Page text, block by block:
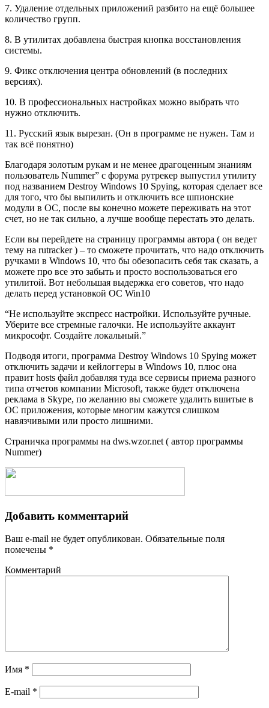
7. Удаление отдельных приложений разбито на ещё большее
количество групп.
8. В утилитах добавлена быстрая кнопка восстановления
системы.
9. Фикс отключения центра обновлений (в последних
версиях).
10. В профессиональных настройках можно выбрать что
нужно отключить.
11. Русский язык вырезан. (Он в программе не нужен. Там и
так всё понятно)
Благодаря золотым рукам и не менее драгоценным знаниям
пользователь Nummer” с форума рутрекер выпустил утилиту
под названием Destroy Windows 10 Spying, которая сделает все
для того, что бы выпилить и отключить все шпионские
модули в ОС, после вы конечно можете переживать на этот
счет, но не так сильно, а лучше вообще перестать это делать.
Если вы перейдете на страницу программы автора ( он ведет
тему на rutracker ) – то сможете прочитать, что надо отключить
ручками в Windows 10, что бы обезопасить себя так сказать, а
можете про все это забыть и просто воспользоваться его
утилитой. Вот небольшая выдержка его советов, что надо
делать перед установкой ОС Win10
“Не используйте экспресс настройки. Используйте ручные.
Уберите все стремные галочки. Не используйте аккаунт
микрософт. Создайте локальный.”
Подводя итоги, программа Destroy Windows 10 Spying может
отключить задачи и кейлоггеры в Windows 10, плюс она
правит hosts файл добавляя туда все сервисы приема разного
типа отчетов компании Microsoft, также будет отключена
реклама в Skype, по желанию вы сможете удалить вшитые в
ОС приложения, которые многим кажутся слишком
навязчивыми или просто лишними.
Страничка программы на dws.wzor.net ( автор программы
Nummer)
Добавить комментарий
Ваш e-mail не будет опубликован. Обязательные поля
помечены *
Комментарий
Имя *
E-mail *